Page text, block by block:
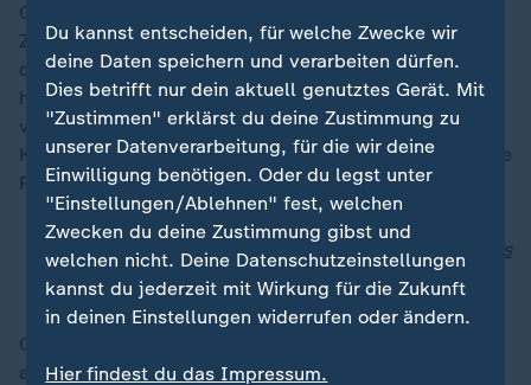
G20-Treffens am Dienstag mit Xi treffen wird. Die EU-
Zölle auf E-Auto-Importe aus China und der Krieg in
der Ukraine dürften dabei eine Rolle spielen. Peking
hatte bereits einen "Friedensplan" für die Ukraine
vorgelegt. Er war allerdings sehr allgemein gehalten.
Kiew hatte ihn abgelehnt mit der Begründung, er würde
Russlands Gebietsansprüchen entgegenkommen.
Trotz deutschem Widerstand: Zölle auf E-Autos aus
China
China sieht sich bis heute als Entwicklungsland, tritt
aber längst nicht mehr als solches auf. Xi arbeitetet
Du kannst entscheiden, für welche Zwecke wir
deine Daten speichern und verarbeiten dürfen.
Dies betrifft nur dein aktuell genutztes Gerät. Mit
"Zustimmen" erklärst du deine Zustimmung zu
unserer Datenverarbeitung, für die wir deine
Einwilligung benötigen. Oder du legst unter
"Einstellungen/Ablehnen" fest, welchen
Zwecken du deine Zustimmung gibst und
welchen nicht. Deine Datenschutzeinstellungen
kannst du jederzeit mit Wirkung für die Zukunft
in deinen Einstellungen widerrufen oder ändern.
Hier findest du das Impressum.